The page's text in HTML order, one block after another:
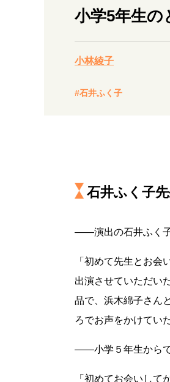
社会・カルチャ
小学5年生の
小林綾子
#石井ふく子
石井ふく子
――演出の石井ふく子
「初めて先生とお
出演させていただい
品で、浜木綿子さん
ろでお声をかけてい
――小学５年生からで
「初めてお会いし